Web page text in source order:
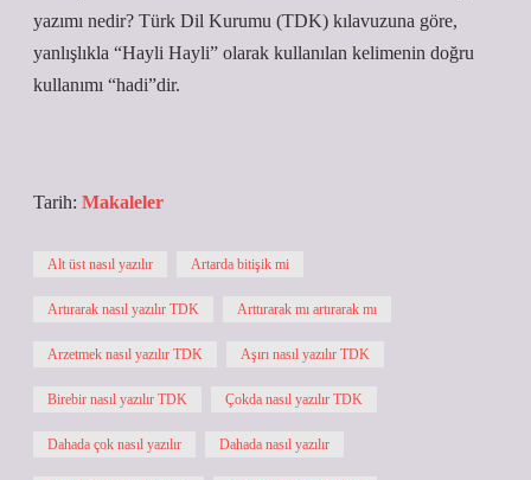
yazımı nedir? Türk Dil Kurumu (TDK) kılavuzuna göre,
yanlışlıkla “Hayli Hayli” olarak kullanılan kelimenin doğru
kullanımı “hadi”dir.
Tarih: Makaleler
Alt üst nasıl yazılır Artarda bitişik mi
Artırarak nasıl yazılır TDK Arttırarak mı artırarak mı
Arzetmek nasıl yazılır TDK Aşırı nasıl yazılır TDK
Birebir nasıl yazılır TDK Çokda nasıl yazılır TDK
Dahada çok nasıl yazılır Dahada nasıl yazılır